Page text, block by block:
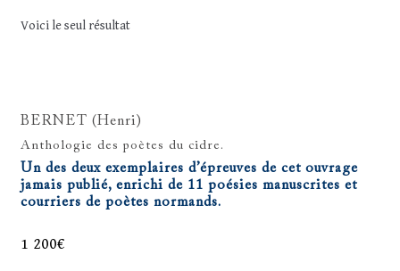
Voici le seul résultat
BERNET (Henri)
Anthologie des poètes du cidre.
Un des deux exemplaires d’épreuves de cet ouvrage
jamais publié, enrichi de 11 poésies manuscrites et
courriers de poètes normands.
1 200€